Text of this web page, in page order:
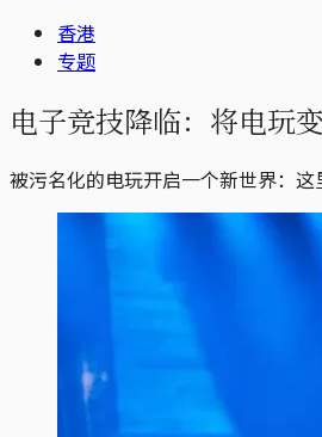
香港
专题
电子竞技降临：将电玩
被污名化的电玩开启一个新世界：